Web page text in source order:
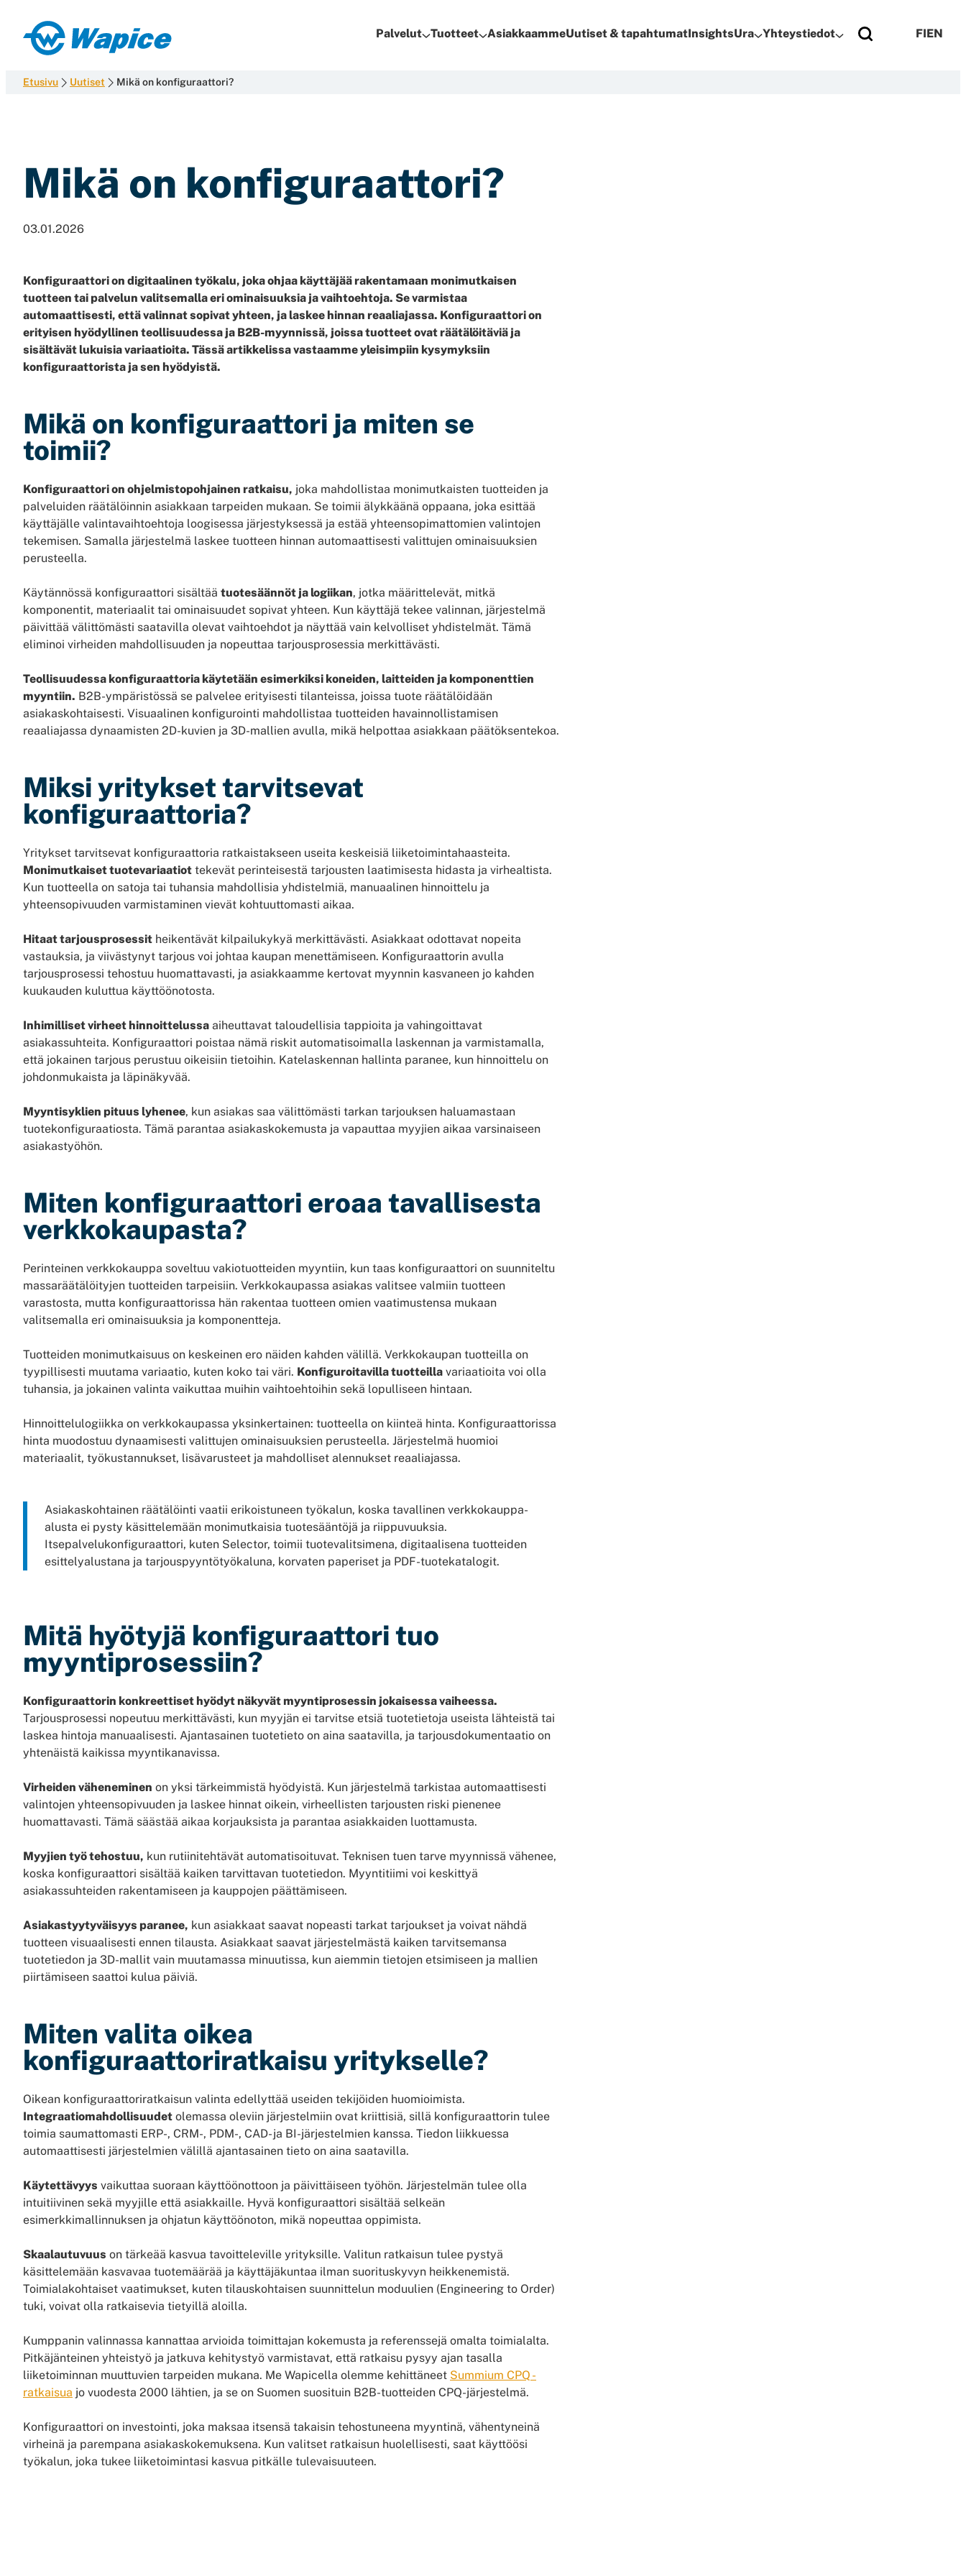
suoraan
sisältöön
Wapice
development
competence
Palvelut Tuotteet AsiakkaammeUutiset & tapahtumatInsightsUra Yhteystiedot FIEN
Etusivu Uutiset Mikä on konfiguraattori?
Mikä on konfiguraattori?
03.01.2026
Konfiguraattori on digitaalinen työkalu, joka ohjaa käyttäjää rakentamaan monimutkaisen
tuotteen tai palvelun valitsemalla eri ominaisuuksia ja vaihtoehtoja. Se varmistaa
automaattisesti, että valinnat sopivat yhteen, ja laskee hinnan reaaliajassa. Konfiguraattori on
erityisen hyödyllinen teollisuudessa ja B2B-myynnissä, joissa tuotteet ovat räätälöitäviä ja
sisältävät lukuisia variaatioita. Tässä artikkelissa vastaamme yleisimpiin kysymyksiin
konfiguraattorista ja sen hyödyistä.
Mikä on konfiguraattori ja miten se
toimii?
Konfiguraattori on ohjelmistopohjainen ratkaisu, joka mahdollistaa monimutkaisten tuotteiden ja
palveluiden räätälöinnin asiakkaan tarpeiden mukaan. Se toimii älykkäänä oppaana, joka esittää
käyttäjälle valintavaihtoehtoja loogisessa järjestyksessä ja estää yhteensopimattomien valintojen
tekemisen. Samalla järjestelmä laskee tuotteen hinnan automaattisesti valittujen ominaisuuksien
perusteella.
Käytännössä konfiguraattori sisältää tuotesäännöt ja logiikan, jotka määrittelevät, mitkä
komponentit, materiaalit tai ominaisuudet sopivat yhteen. Kun käyttäjä tekee valinnan, järjestelmä
päivittää välittömästi saatavilla olevat vaihtoehdot ja näyttää vain kelvolliset yhdistelmät. Tämä
eliminoi virheiden mahdollisuuden ja nopeuttaa tarjousprosessia merkittävästi.
Teollisuudessa konfiguraattoria käytetään esimerkiksi koneiden, laitteiden ja komponenttien
myyntiin. B2B-ympäristössä se palvelee erityisesti tilanteissa, joissa tuote räätälöidään
asiakaskohtaisesti. Visuaalinen konfigurointi mahdollistaa tuotteiden havainnollistamisen
reaaliajassa dynaamisten 2D-kuvien ja 3D-mallien avulla, mikä helpottaa asiakkaan päätöksentekoa.
Miksi yritykset tarvitsevat
konfiguraattoria?
Yritykset tarvitsevat konfiguraattoria ratkaistakseen useita keskeisiä liiketoimintahaasteita.
Monimutkaiset tuotevariaatiot tekevät perinteisestä tarjousten laatimisesta hidasta ja virhealtista.
Kun tuotteella on satoja tai tuhansia mahdollisia yhdistelmiä, manuaalinen hinnoittelu ja
yhteensopivuuden varmistaminen vievät kohtuuttomasti aikaa.
Hitaat tarjousprosessit heikentävät kilpailukykyä merkittävästi. Asiakkaat odottavat nopeita
vastauksia, ja viivästynyt tarjous voi johtaa kaupan menettämiseen. Konfiguraattorin avulla
tarjousprosessi tehostuu huomattavasti, ja asiakkaamme kertovat myynnin kasvaneen jo kahden
kuukauden kuluttua käyttöönotosta.
Inhimilliset virheet hinnoittelussa aiheuttavat taloudellisia tappioita ja vahingoittavat
asiakassuhteita. Konfiguraattori poistaa nämä riskit automatisoimalla laskennan ja varmistamalla,
että jokainen tarjous perustuu oikeisiin tietoihin. Katelaskennan hallinta paranee, kun hinnoittelu on
johdonmukaista ja läpinäkyvää.
Myyntisyklien pituus lyhenee, kun asiakas saa välittömästi tarkan tarjouksen haluamastaan
tuotekonfiguraatiosta. Tämä parantaa asiakaskokemusta ja vapauttaa myyjien aikaa varsinaiseen
asiakastyöhön.
Miten konfiguraattori eroaa tavallisesta
verkkokaupasta?
Perinteinen verkkokauppa soveltuu vakiotuotteiden myyntiin, kun taas konfiguraattori on suunniteltu
massaräätälöityjen tuotteiden tarpeisiin. Verkkokaupassa asiakas valitsee valmiin tuotteen
varastosta, mutta konfiguraattorissa hän rakentaa tuotteen omien vaatimustensa mukaan
valitsemalla eri ominaisuuksia ja komponentteja.
Tuotteiden monimutkaisuus on keskeinen ero näiden kahden välillä. Verkkokaupan tuotteilla on
tyypillisesti muutama variaatio, kuten koko tai väri. Konfiguroitavilla tuotteilla variaatioita voi olla
tuhansia, ja jokainen valinta vaikuttaa muihin vaihtoehtoihin sekä lopulliseen hintaan.
Hinnoittelulogiikka on verkkokaupassa yksinkertainen: tuotteella on kiinteä hinta. Konfiguraattorissa
hinta muodostuu dynaamisesti valittujen ominaisuuksien perusteella. Järjestelmä huomioi
materiaalit, työkustannukset, lisävarusteet ja mahdolliset alennukset reaaliajassa.
Asiakaskohtainen räätälöinti vaatii erikoistuneen työkalun, koska tavallinen verkkokauppa-
alusta ei pysty käsittelemään monimutkaisia tuotesääntöjä ja riippuvuuksia.
Itsepalvelukonfiguraattori, kuten Selector, toimii tuotevalitsimena, digitaalisena tuotteiden
esittelyalustana ja tarjouspyyntötyökaluna, korvaten paperiset ja PDF-tuotekatalogit.
Mitä hyötyjä konfiguraattori tuo
myyntiprosessiin?
Konfiguraattorin konkreettiset hyödyt näkyvät myyntiprosessin jokaisessa vaiheessa.
Tarjousprosessi nopeutuu merkittävästi, kun myyjän ei tarvitse etsiä tuotetietoja useista lähteistä tai
laskea hintoja manuaalisesti. Ajantasainen tuotetieto on aina saatavilla, ja tarjousdokumentaatio on
yhtenäistä kaikissa myyntikanavissa.
Virheiden väheneminen on yksi tärkeimmistä hyödyistä. Kun järjestelmä tarkistaa automaattisesti
valintojen yhteensopivuuden ja laskee hinnat oikein, virheellisten tarjousten riski pienenee
huomattavasti. Tämä säästää aikaa korjauksista ja parantaa asiakkaiden luottamusta.
Myyjien työ tehostuu, kun rutiinitehtävät automatisoituvat. Teknisen tuen tarve myynnissä vähenee,
koska konfiguraattori sisältää kaiken tarvittavan tuotetiedon. Myyntitiimi voi keskittyä
asiakassuhteiden rakentamiseen ja kauppojen päättämiseen.
Asiakastyytyväisyys paranee, kun asiakkaat saavat nopeasti tarkat tarjoukset ja voivat nähdä
tuotteen visuaalisesti ennen tilausta. Asiakkaat saavat järjestelmästä kaiken tarvitsemansa
tuotetiedon ja 3D-mallit vain muutamassa minuutissa, kun aiemmin tietojen etsimiseen ja mallien
piirtämiseen saattoi kulua päiviä.
Miten valita oikea
konfiguraattoriratkaisu yritykselle?
Oikean konfiguraattoriratkaisun valinta edellyttää useiden tekijöiden huomioimista.
Integraatiomahdollisuudet olemassa oleviin järjestelmiin ovat kriittisiä, sillä konfiguraattorin tulee
toimia saumattomasti ERP-, CRM-, PDM-, CAD- ja BI-järjestelmien kanssa. Tiedon liikkuessa
automaattisesti järjestelmien välillä ajantasainen tieto on aina saatavilla.
Käytettävyys vaikuttaa suoraan käyttöönottoon ja päivittäiseen työhön. Järjestelmän tulee olla
intuitiivinen sekä myyjille että asiakkaille. Hyvä konfiguraattori sisältää selkeän
esimerkkimallinnuksen ja ohjatun käyttöönoton, mikä nopeuttaa oppimista.
Skaalautuvuus on tärkeää kasvua tavoitteleville yrityksille. Valitun ratkaisun tulee pystyä
käsittelemään kasvavaa tuotemäärää ja käyttäjäkuntaa ilman suorituskyvyn heikkenemistä.
Toimialakohtaiset vaatimukset, kuten tilauskohtaisen suunnittelun moduulien (Engineering to Order)
tuki, voivat olla ratkaisevia tietyillä aloilla.
Kumppanin valinnassa kannattaa arvioida toimittajan kokemusta ja referenssejä omalta toimialalta.
Pitkäjänteinen yhteistyö ja jatkuva kehitystyö varmistavat, että ratkaisu pysyy ajan tasalla
liiketoiminnan muuttuvien tarpeiden mukana. Me Wapicella olemme kehittäneet Summium CPQ -
ratkaisua jo vuodesta 2000 lähtien, ja se on Suomen suosituin B2B-tuotteiden CPQ-järjestelmä.
Konfiguraattori on investointi, joka maksaa itsensä takaisin tehostuneena myyntinä, vähentyneinä
virheinä ja parempana asiakaskokemuksena. Kun valitset ratkaisun huolellisesti, saat käyttöösi
työkalun, joka tukee liiketoimintasi kasvua pitkälle tulevaisuuteen.